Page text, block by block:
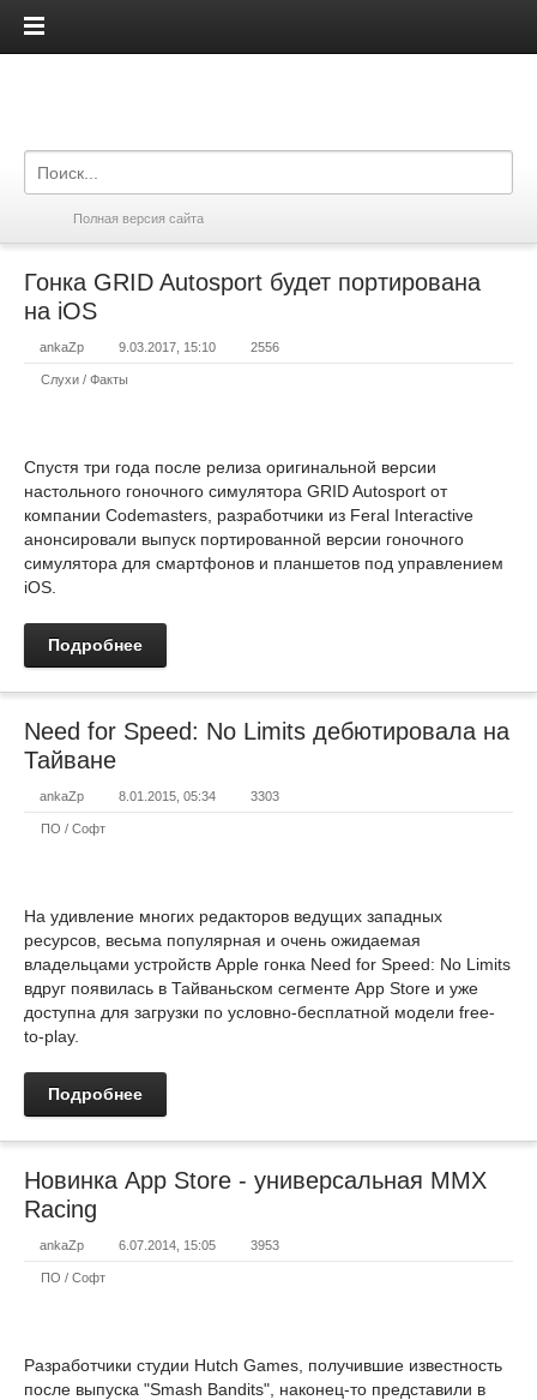
iPadis.ru
Полная версия сайта
Гонка GRID Autosport будет портирована
на iOS
ankaZp 9.03.2017, 15:10 2556
Слухи / Факты
Спустя три года после релиза оригинальной версии
настольного гоночного симулятора GRID Autosport от
компании Codemasters, разработчики из Feral Interactive
анонсировали выпуск портированной версии гоночного
симулятора для смартфонов и планшетов под управлением
iOS.
Подробнее
Need for Speed: No Limits дебютировала на
Тайване
ankaZp 8.01.2015, 05:34 3303
ПО / Софт
На удивление многих редакторов ведущих западных
ресурсов, весьма популярная и очень ожидаемая
владельцами устройств Apple гонка Need for Speed: No Limits
вдруг появилась в Тайваньском сегменте App Store и уже
доступна для загрузки по условно-бесплатной модели free-
to-play.
Подробнее
Новинка App Store - универсальная MMX
Racing
ankaZp 6.07.2014, 15:05 3953
ПО / Софт
Разработчики студии Hutch Games, получившие известность
после выпуска "Smash Bandits", наконец-то представили в